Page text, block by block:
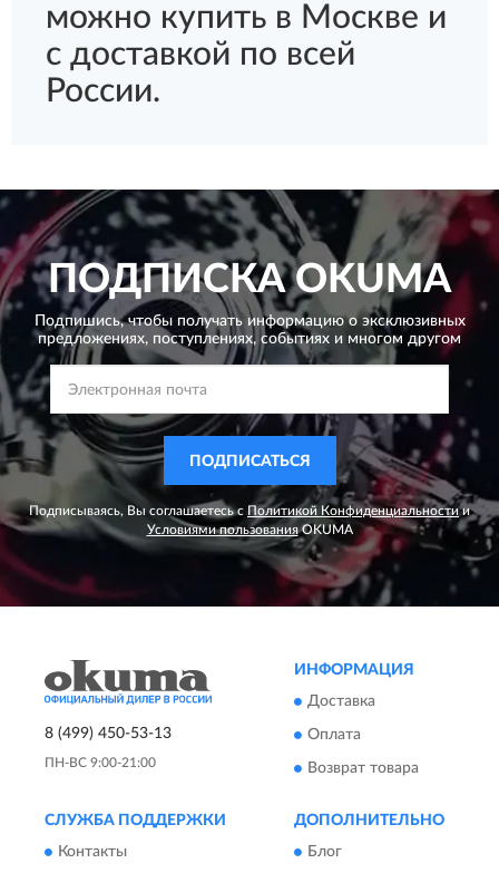
можно купить в Москве и
с доставкой по всей
России.
ПОДПИСКАOKUMA
Подпишись, чтобы получать информацию о эксклюзивных
предложениях, поступлениях, событиях и многом другом
ПОДПИСАТЬСЯ
Подписываясь, Вы соглашаетесь с Политикой Конфиденциальности и
Условиями пользованияOKUMA
8 (499) 450-53-13
ПН-ВС 9:00-21:00
ИНФОРМАЦИЯ
Доставка
Оплата
Возврат товара
СЛУЖБА ПОДДЕРЖКИ
Контакты
ДОПОЛНИТЕЛЬНО
Блог